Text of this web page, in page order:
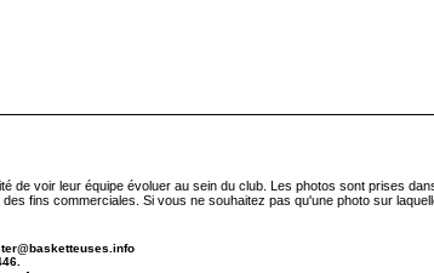
voir leur équipe évoluer au sein du club. Les photos sont prises
fins commerciales. Si vous ne souhaitez pas qu'une photo sur